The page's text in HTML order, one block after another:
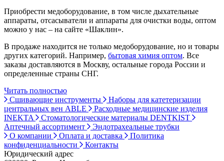
Приобрести медоборудование, в том числе дыхательные
аппараты, отсасыватели и аппараты для очистки воды, оптом
можно у нас – на сайте «Шаклин».
В продаже находится не только медоборудование, но и товары
других категорий. Например, бытовая химия оптом. Все
заказы доставляются в Москву, остальные города России и
определенные страны СНГ.
Читать полностью
Сшивающие инструменты
Наборы для катетеризации
центральных вен ABLE
Расходные медицинские изделия
INEKTA
Стоматологические материалы DENTKIST
Аптечный ассортимент
Эндотрахеальные трубки
О компании
Оплата и доставка
Политика
конфиденциальности
Контакты
Юридический адрес